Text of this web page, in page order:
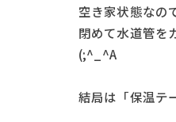
空き家状態なの
閉めて水道管を
(;^_^A
結局は「保温テ